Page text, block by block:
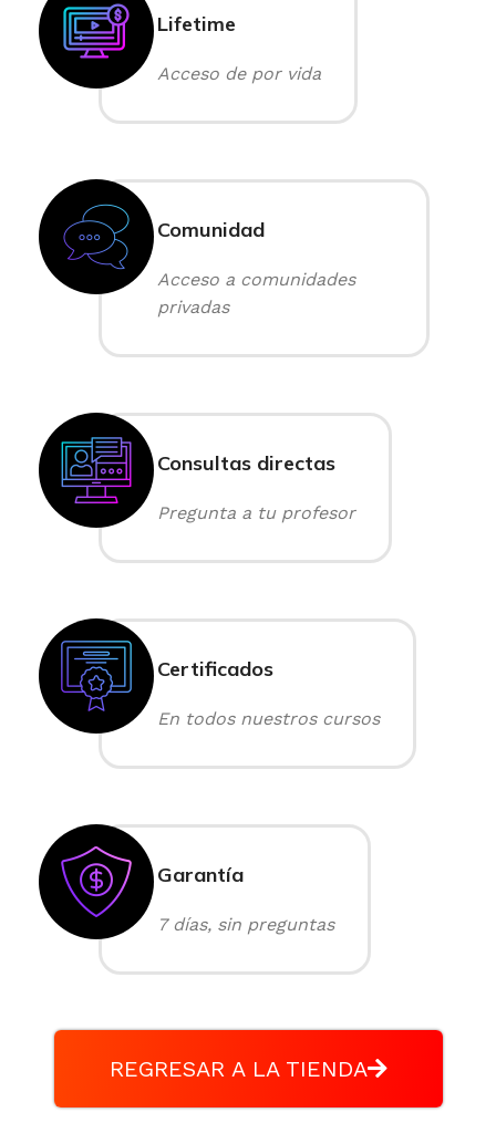
Lifetime
Acceso de por vida
Comunidad
Acceso a comunidades
privadas
Consultas directas
Pregunta a tu profesor
Certificados
En todos nuestros cursos
Garantía
7 días, sin preguntas
REGRESAR A LA TIENDA